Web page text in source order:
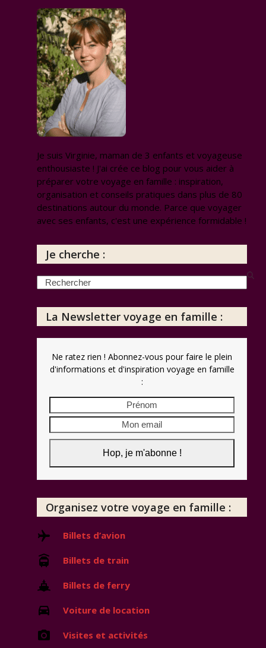
Je suis Virginie, maman de 3 enfants et voyageuse
enthousiaste ! J'ai crée ce blog pour vous aider à
préparer votre voyage en famille : inspiration,
organisation et conseils pratiques dans plus de 80
destinations autour du monde. Parce que voyager
avec ses enfants, c'est une expérience formidable !
Je cherche :
Search
La Newsletter voyage en famille :
Ne ratez rien ! Abonnez-vous pour faire le plein
d'informations et d'inspiration voyage en famille
:
email
Hop, je m'abonne !
Organisez votre voyage en famille :
Billets d’avion
Billets de train
Billets de ferry
Voiture de location
Visites et activités